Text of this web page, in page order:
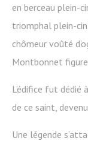
en berceau plein-
triomphal plein-
chômeur voûté
Montbonnet
L’édifice fut dédié
de ce saint,
Une légende